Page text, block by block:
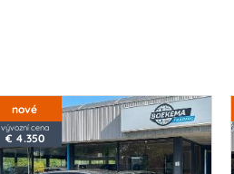
nové
vývozní cena
€ 4.350